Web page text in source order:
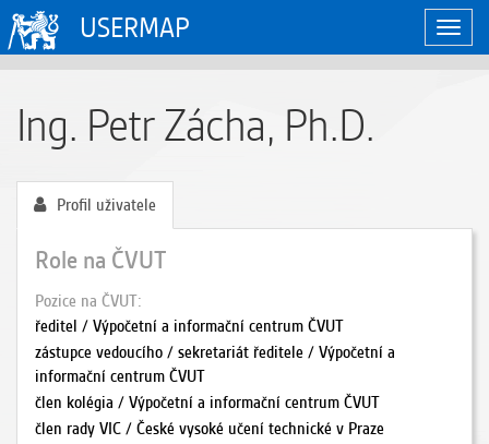
USERMAP
Ing. Petr Zácha, Ph.D.
Profil uživatele
Role na ČVUT
Pozice na ČVUT
ředitel / Výpočetní a informační centrum ČVUT
zástupce vedoucího / sekretariát ředitele / Výpočetní a
informační centrum ČVUT
člen kolégia / Výpočetní a informační centrum ČVUT
člen rady VIC / České vysoké učení technické v Praze